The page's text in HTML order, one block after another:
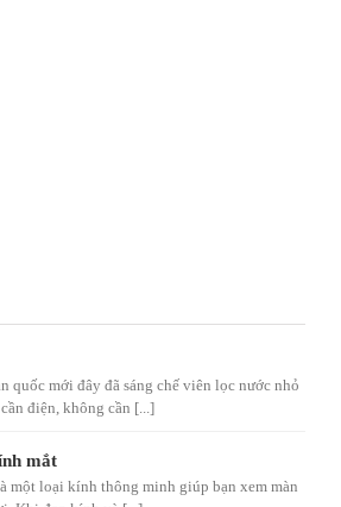
quốc mới đây đã sáng chế viên lọc nước nhỏ
điện, không cần [...]
mắt
một loại kính thông minh giúp bạn xem màn